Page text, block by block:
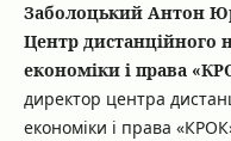
Заболоцький Антон
Центр дистанційного
економіки і права
директор центра
економіки і права